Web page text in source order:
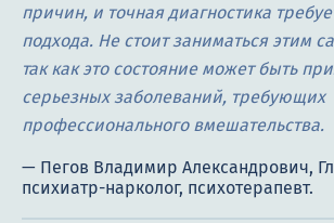
причин, и точная диагностика
подхода. Не стоит заниматься этим
так как это состояние может быть
серьезных заболеваний, требующих
профессионального вмешательства.